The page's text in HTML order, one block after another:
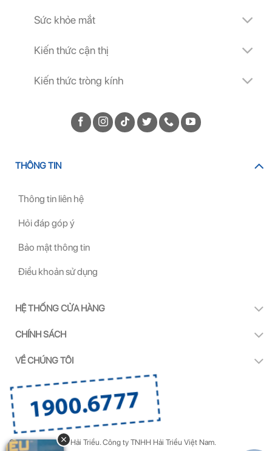
Sức khỏe mắt
Kiến thức cận thị
Kiến thức tròng kính
THÔNG TIN
Thông tin liên hệ
Hỏi đáp góp ý
Bảo mật thông tin
Điều khoản sử dụng
HỆ THỐNG CỬA HÀNG
CHÍNH SÁCH
VỀ CHÚNG TÔI
Copyright by Kính Hải Triều.Công ty TNHH Hải Triều Việt Nam.